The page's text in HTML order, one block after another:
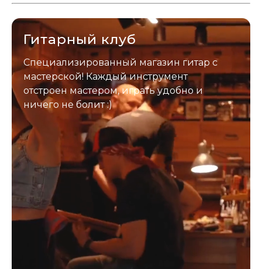
застрахован. Случись что -
Гитарный клуб
Специализированный магазин гитар с
мастерской! Каждый инструмент
отстроен мастером, играть удобно и
ничего не болит :)